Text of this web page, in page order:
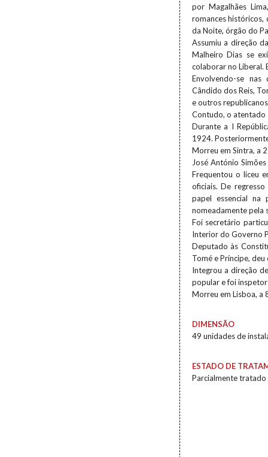
por Magalhães
romances históricos,
da Noite, órgão do
Assumiu a direção
Malheiro Dias se
colaborar no Liberal.
Envolvendo-se nas
Cândido dos Reis,
e outros
Contudo, o atentado
Durante a I
1924.
Morreu em Sintra, a
José António
Frequentou o liceu
oficiais. De
papel essencial
nomeadamente pela
Foi secretário
Interior do Governo
Deputado às
Tomé e Príncipe,
Integrou a direção
popular e foi
Morreu em Lisboa, a
DIMENSÃO
49 unidades de
ESTADO DE
Parcialmente tratado